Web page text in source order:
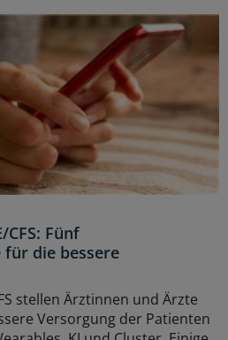
CFS: Fünf
die bessere
stellen Ärztinnen und Ärzte
Versorgung der Patienten